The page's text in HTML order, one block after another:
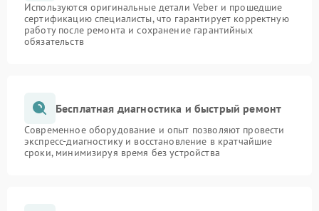
Используются оригинальные детали Veber и прошедшие
сертификацию специалисты, что гарантирует корректную
работу после ремонта и сохранение гарантийных
обязательств
Бесплатная диагностика и быстрый ремонт
Современное оборудование и опыт позволяют провести
экспресс-диагностику и восстановление в кратчайшие
сроки, минимизируя время без устройства